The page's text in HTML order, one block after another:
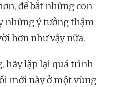
để bắt những con
những ý tưởng thậm
hơn như vậy nữa.
hãy lặp lại quá trình
mới này ở một vùng